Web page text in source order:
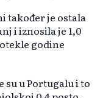
također je ostala
i iznosila je 1,0
godine
su u Portugalu i to